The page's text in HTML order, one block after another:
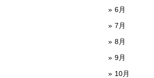
6月
7月
8月
9月
10月